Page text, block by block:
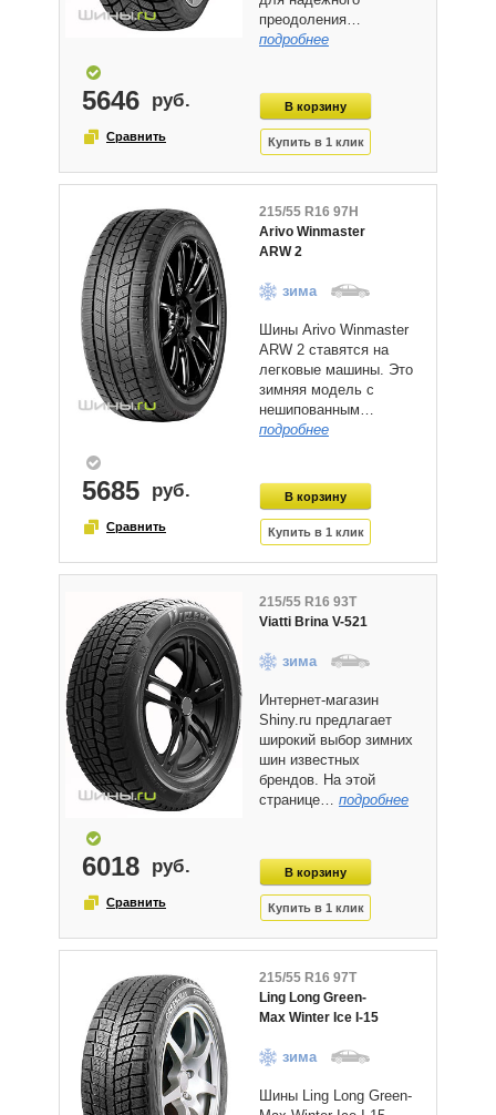
преодоления…
подробнее
5646
215/55 R16 97H
Arivo Winmaster
ARW 2
зима
Шины Arivo Winmaster
ARW 2 ставятся на
легковые машины. Это
зимняя модель с
нешипованным…
подробнее
5685
215/55 R16 93T
Viatti Brina V-521
зима
Интернет-магазин
Shiny.ru предлагает
широкий выбор зимних
шин известных
брендов. На этой
странице… подробнее
6018
215/55 R16 97T
Ling Long Green-
Max Winter Ice I-15
зима
Шины Ling Long Green-